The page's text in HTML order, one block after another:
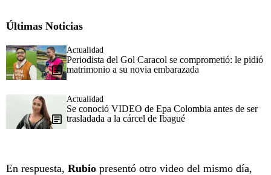
Últimas Noticias
Actualidad
Periodista del Gol Caracol se comprometió: le pidió
matrimonio a su novia embarazada
Actualidad
Se conoció VIDEO de Epa Colombia antes de ser
trasladada a la cárcel de Ibagué
En respuesta, Rubio presentó otro video del mismo día,